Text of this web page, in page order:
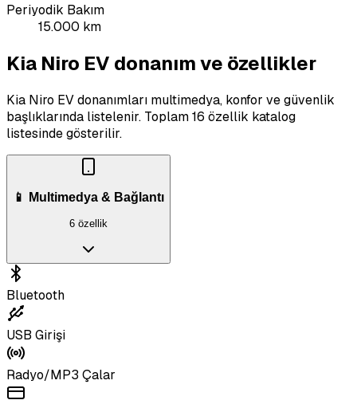
Periyodik Bakım
15.000 km
Kia Niro EV donanım ve özellikler
Kia Niro EV donanımları multimedya, konfor ve güvenlik
başlıklarında listelenir. Toplam 16 özellik katalog
listesinde gösterilir.
📱 Multimedya & Bağlantı
6 özellik
Bluetooth
USB Girişi
Radyo/MP3 Çalar